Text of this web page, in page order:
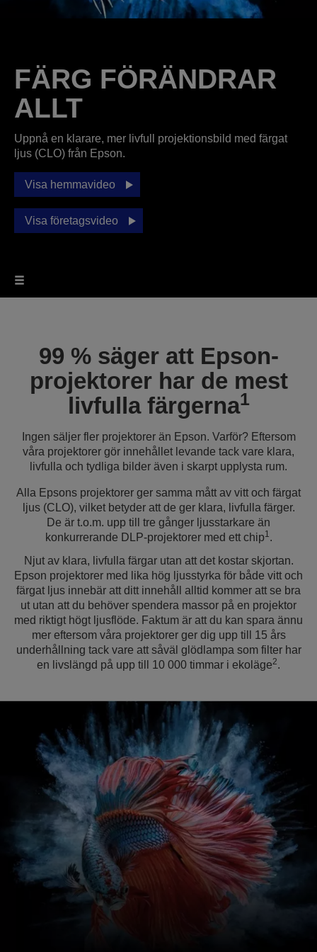
FÄRG FÖRÄNDRAR
ALLT
Uppnå en klarare, mer livfull projektionsbild med färgat
ljus (CLO) från Epson.
Visa hemmavideo
Visa företagsvideo
99 % säger att Epson-
projektorer har de mest
livfulla färgerna1
Ingen säljer fler projektorer än Epson. Varför? Eftersom
våra projektorer gör innehållet levande tack vare klara,
livfulla och tydliga bilder även i skarpt upplysta rum.
Alla Epsons projektorer ger samma mått av vitt och färgat
ljus (CLO), vilket betyder att de ger klara, livfulla färger.
De är t.o.m. upp till tre gånger ljusstarkare än
konkurrerande DLP-projektorer med ett chip1.
Njut av klara, livfulla färgar utan att det kostar skjortan.
Epson projektorer med lika hög ljusstyrka för både vitt och
färgat ljus innebär att ditt innehåll alltid kommer att se bra
ut utan att du behöver spendera massor på en projektor
med riktigt högt ljusflöde. Faktum är att du kan spara ännu
mer eftersom våra projektorer ger dig upp till 15 års
underhållning tack vare att såväl glödlampa som filter har
en livslängd på upp till 10 000 timmar i ekoläge2.